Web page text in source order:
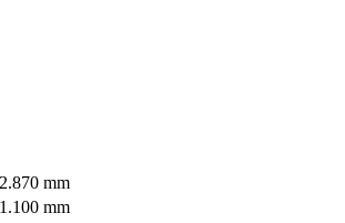
2.870 mm
1.100 mm